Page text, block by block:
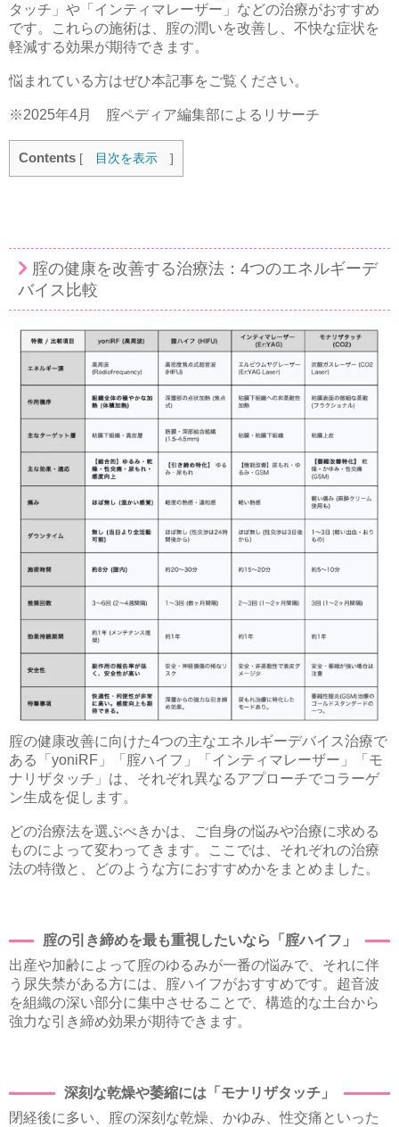
タッチ」や「インティマレーザー」などの治療がおすすめ
です。これらの施術は、腟の潤いを改善し、不快な症状を
軽減する効果が期待できます。
悩まれている方はぜひ本記事をご覧ください。
※2025年4月 腟ペディア編集部によるリサーチ
Contents [ 目次を表示 ]
腟の健康を改善する治療法：4つのエネルギーデ
バイス比較
腟の健康改善に向けた4つの主なエネルギーデバイス治療で
ある「yoniRF」「腟ハイフ」「インティマレーザー」「モ
ナリザタッチ」は、それぞれ異なるアプローチでコラーゲ
ン生成を促します。
どの治療法を選ぶべきかは、ご自身の悩みや治療に求める
ものによって変わってきます。ここでは、それぞれの治療
法の特徴と、どのような方におすすめかをまとめました。
腟の引き締めを最も重視したいなら「腟ハイフ」
出産や加齢によって腟のゆるみが一番の悩みで、それに伴
う尿失禁がある方には、腟ハイフがおすすめです。超音波
を組織の深い部分に集中させることで、構造的な土台から
強力な引き締め効果が期待できます。
深刻な乾燥や萎縮には「モナリザタッチ」
閉経後に多い、腟の深刻な乾燥、かゆみ、性交痛といった